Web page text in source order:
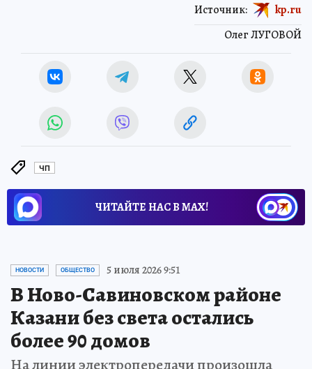
Олег ЛУГОВОЙ
Источник: kp.ru
ЧП
ЧИТАЙТЕ НАС В МАХ!
НОВОСТИ ОБЩЕСТВО 5 июля 2026 9:51
В Ново-Савиновском районе
Казани без света остались
более 90 домов